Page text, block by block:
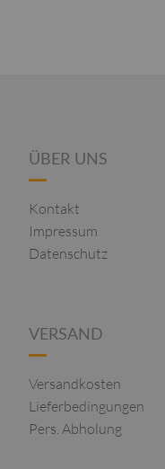
ÜBER UNS
Kontakt
Impressum
Datenschutz
VERSAND
Versandkosten
Lieferbedingungen
Pers. Abholung